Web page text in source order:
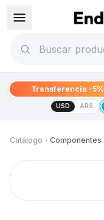
Transferencia -5%
USD ARS
Catálogo Componentes